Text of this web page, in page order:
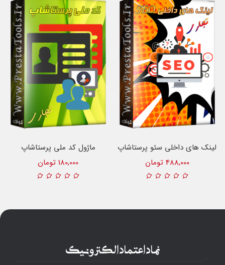
ماژول کد ملی پرستاشاپ
180,000 تومان
لینک های داخلی سئو پرستاشاپ
488,000 تومان
نماد اعتماد الکترونیک